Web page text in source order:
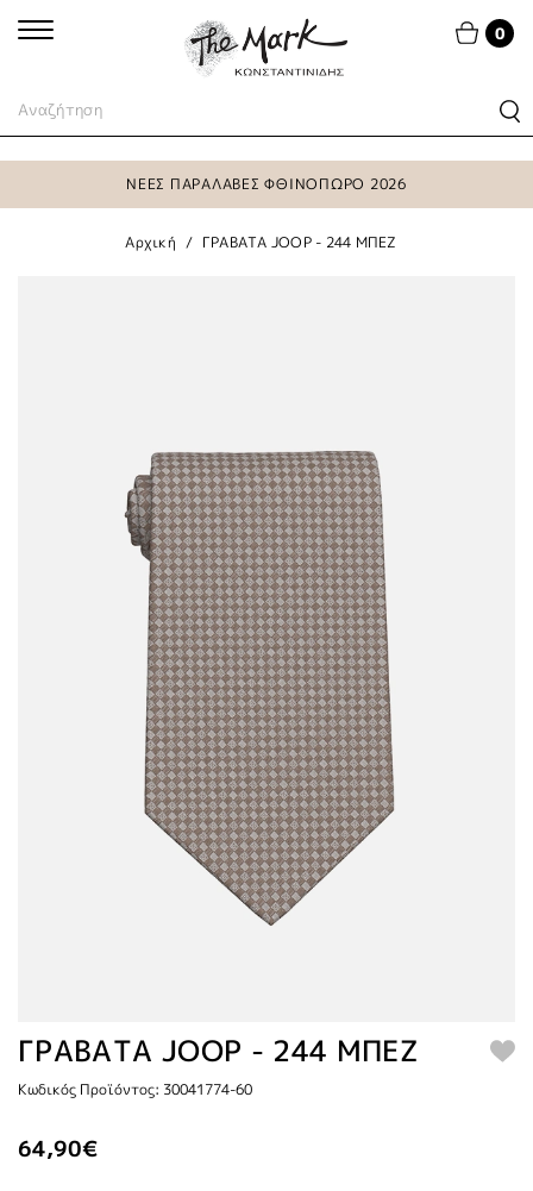
0
ΝΕΕΣ ΠΑΡΑΛΑΒΕΣ ΦΘΙΝΟΠΩΡΟ 2026
Αρχική ΓΡΑΒΑΤΑ JOOP - 244 ΜΠΕΖ
ΓΡΑΒΑΤΑ JOOP - 244 ΜΠΕΖ
Κωδικός Προϊόντος: 30041774-60
64,90€